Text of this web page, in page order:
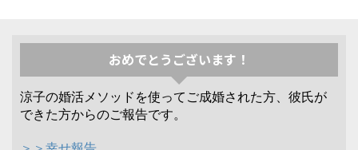
おめでとうございます！
涼子の婚活メソッドを使ってご成婚された方、彼氏が
できた方からのご報告です。